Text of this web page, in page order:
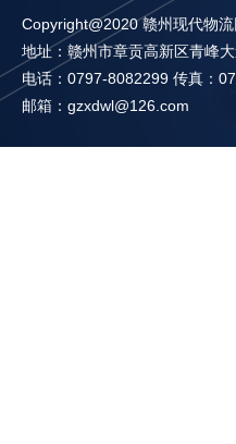
Copyright@2020 赣州现代物
地址：赣州市章贡高新区青峰
电话：0797-8082299 传真：
邮箱：gzxdwl@126.com